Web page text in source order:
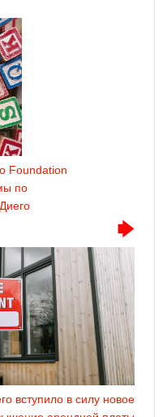
Foundation
по
вступило в силу новое